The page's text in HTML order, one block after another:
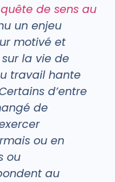
de sens au
un enjeu
motivé et
la vie de
travail hante
d’entre
de
ou en
ou
au